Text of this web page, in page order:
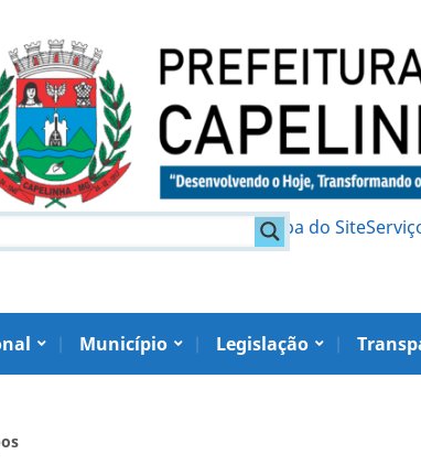
Mapa do Site
Município Legislação